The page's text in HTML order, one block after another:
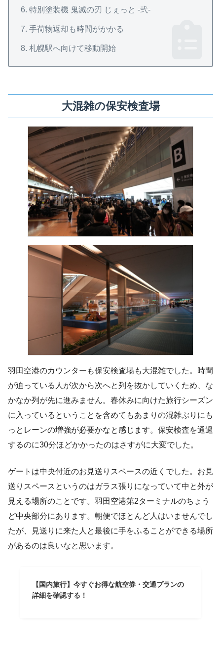
特別塗装機 鬼滅の刃 じぇっと -弐-
手荷物返却も時間がかかる
札幌駅へ向けて移動開始
大混雑の保安検査場
羽田空港のカウンターも保安検査場も大混雑でした。時間
が迫っている人が次から次へと列を抜かしていくため、な
かなか列が先に進みません。春休みに向けた旅行シーズン
に入っているということを含めてもあまりの混雑ぶりにも
っとレーンの増強が必要かなと感じます。保安検査を通過
するのに30分ほどかかったのはさすがに大変でした。
ゲートは中央付近のお見送りスペースの近くでした。お見
送りスペースというのはガラス張りになっていて中と外が
見える場所のことです。羽田空港第2ターミナルのちょう
ど中央部分にあります。朝便でほとんど人はいませんでし
たが、見送りに来た人と最後に手をふることができる場所
があるのは良いなと思います。
【国内旅行】今すぐお得な航空券・交通プランの
詳細を確認する！